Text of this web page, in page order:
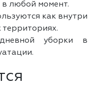
в любой момент.
как внутри
территориях.
уборки в